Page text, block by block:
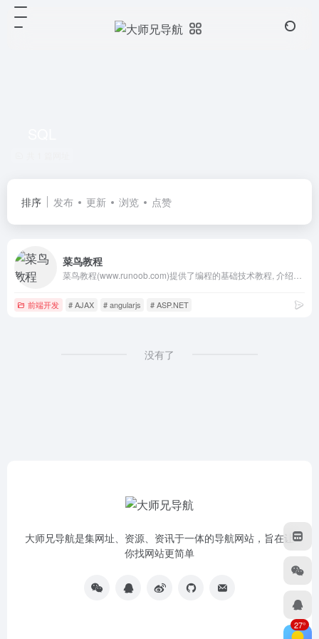
排序 发布 更新 浏览 点赞
菜鸟教程
前端开发 # AJAX # angularjs # ASP.NET
没有了
大师兄导航是集网址、资源、资讯于一体的导航网站，旨在让
你找网站更简单
27°